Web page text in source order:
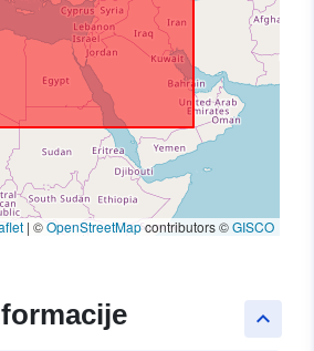
| ©OpenStreetMapcontributors ©GISCO
keyboard_arrow_up